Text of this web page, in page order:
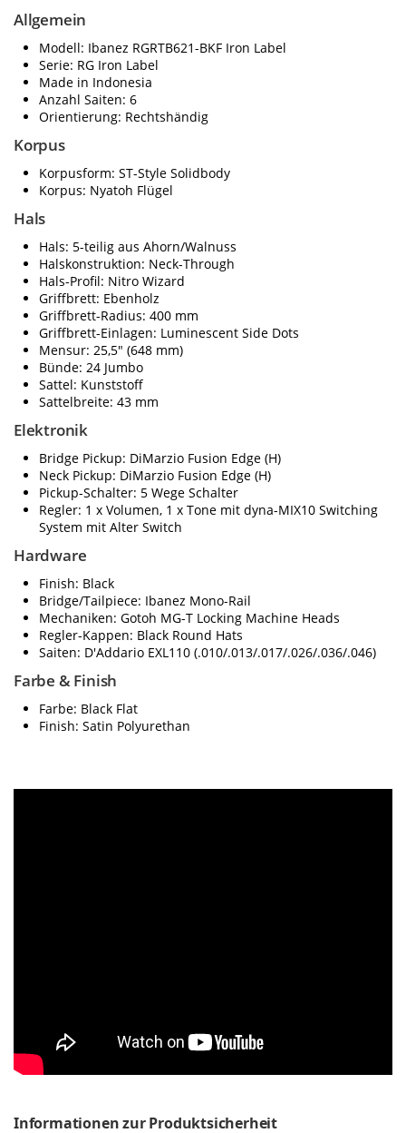
Allgemein
Modell: Ibanez RGRTB621-BKF Iron Label
Serie: RG Iron Label
Made in Indonesia
Anzahl Saiten: 6
Orientierung: Rechtshändig
Korpus
Korpusform: ST-Style Solidbody
Korpus: Nyatoh Flügel
Hals
Hals: 5-teilig aus Ahorn/Walnuss
Halskonstruktion: Neck-Through
Hals-Profil: Nitro Wizard
Griffbrett: Ebenholz
Griffbrett-Radius: 400 mm
Griffbrett-Einlagen: Luminescent Side Dots
Mensur: 25,5" (648 mm)
Bünde: 24 Jumbo
Sattel: Kunststoff
Sattelbreite: 43 mm
Elektronik
Bridge Pickup: DiMarzio Fusion Edge (H)
Neck Pickup: DiMarzio Fusion Edge (H)
Pickup-Schalter: 5 Wege Schalter
Regler: 1 x Volumen, 1 x Tone mit dyna-MIX10 Switching
System mit Alter Switch
Hardware
Finish: Black
Bridge/Tailpiece: Ibanez Mono-Rail
Mechaniken: Gotoh MG-T Locking Machine Heads
Regler-Kappen: Black Round Hats
Saiten: D'Addario EXL110 (.010/.013/.017/.026/.036/.046)
Farbe & Finish
Farbe: Black Flat
Finish: Satin Polyurethan
Informationen zur Produktsicherheit